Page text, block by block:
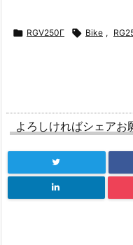
 RGV250Γ  Bike ,
よろしければシェアお